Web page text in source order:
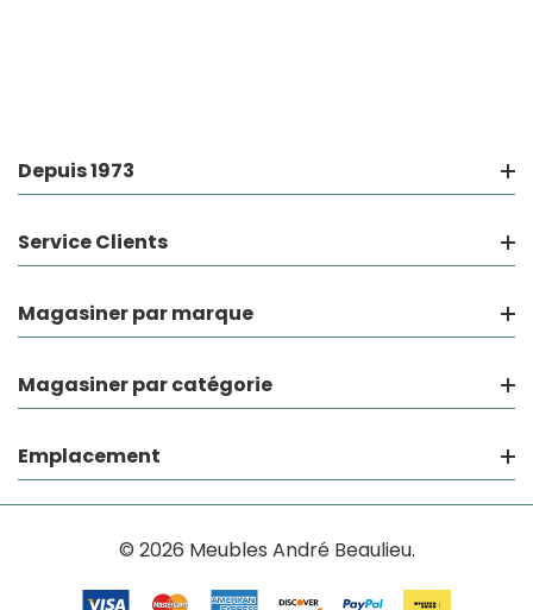
Depuis 1973
Service Clients
Magasiner par marque
Magasiner par catégorie
Emplacement
© 2026 Meubles André Beaulieu.